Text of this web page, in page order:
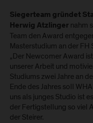
Siegerteam gründet
Herwig Atzlinger nahm
Team den Award
Masterstudium an der
„Der Newcomer Award
unserer Arbeit und
Studiums zwei Jahre an
Ende des Jahres soll
uns als junges Studio ist
der Fertigstellung so viel
der Steirer.